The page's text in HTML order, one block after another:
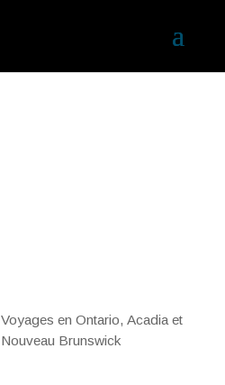
Voyages en Ontario, Acadia et
Nouveau Brunswick